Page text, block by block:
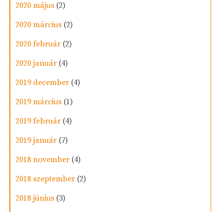
2020 május (2)
2020 március (2)
2020 február (2)
2020 január (4)
2019 december (4)
2019 március (1)
2019 február (4)
2019 január (7)
2018 november (4)
2018 szeptember (2)
2018 június (3)